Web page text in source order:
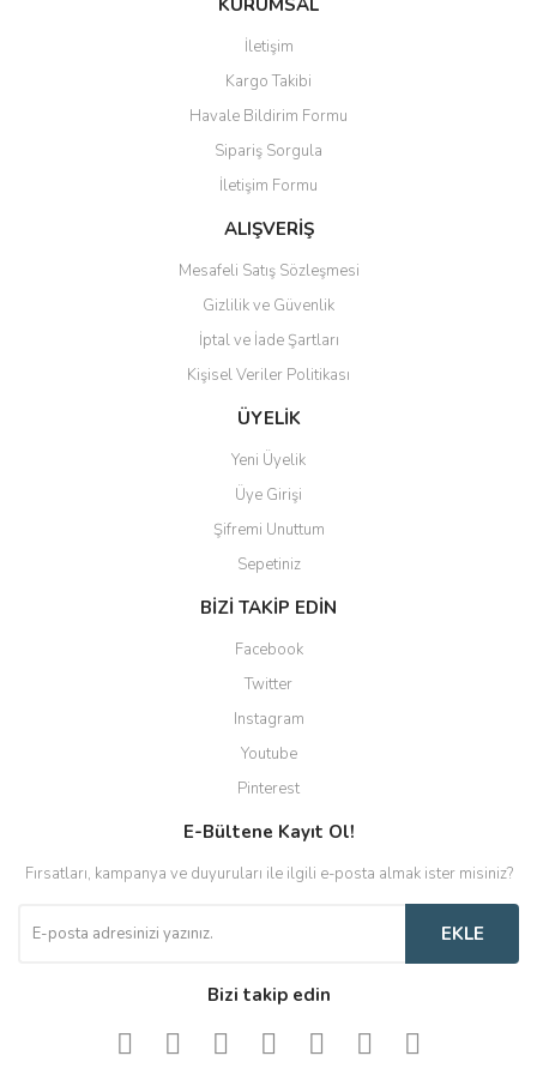
Yorum Yaz
Ürün resmi kalitesiz, bozuk veya görüntülenemiyor.
Ürün açıklamasında eksik bilgiler bulunuyor.
Ürün bilgilerinde hatalar bulunuyor.
Ürün fiyatı diğer sitelerden daha pahalı.
Bu ürüne benzer farklı alternatifler olmalı.
Gönder
KURUMSAL
İletişim
Kargo Takibi
Havale Bildirim Formu
Sipariş Sorgula
İletişim Formu
ALIŞVERİŞ
Mesafeli Satış Sözleşmesi
Gizlilik ve Güvenlik
İptal ve İade Şartları
Kişisel Veriler Politikası
ÜYELİK
Yeni Üyelik
Üye Girişi
Şifremi Unuttum
Sepetiniz
BİZİ TAKİP EDİN
Facebook
Twitter
Instagram
Youtube
Pinterest
E-Bültene Kayıt Ol!
Fırsatları, kampanya ve duyuruları ile ilgili e-posta almak ister misiniz?
EKLE
Bizi takip edin